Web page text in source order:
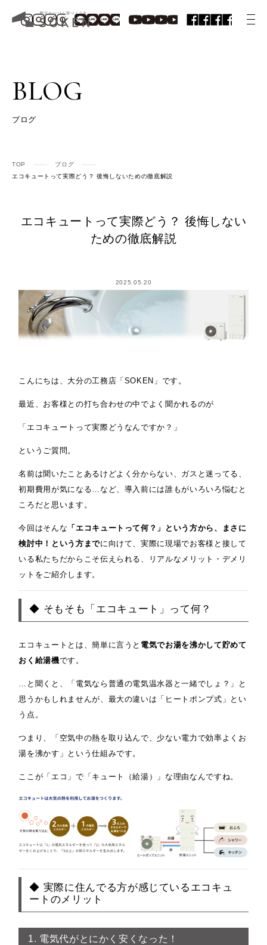
BLOG
ブログ
TOP
ブログ
エコキュートって実際どう？ 後悔しないための徹底解説
エコキュートって実際どう？ 後悔しない
ための徹底解説
2025.05.20
こんにちは、大分の工務店「SOKEN」です。
最近、お客様との打ち合わせの中でよく聞かれるのが
「エコキュートって実際どうなんですか？」
というご質問。
名前は聞いたことあるけどよく分からない、ガスと迷ってる、
初期費用が気になる…など、導入前には誰もがいろいろ悩むと
ころだと思います。
今回はそんな 「エコキュートって何？」という方から、まさに
検討中！という方までに向けて、実際に現場でお客様と接して
いる私たちだからこそ伝えられる、リアルなメリット・デメリ
ットをご紹介します。
◆ そもそも「エコキュート」って何？
エコキュートとは、簡単に言うと 電気でお湯を沸かして貯めて
おく給湯機です。
…と聞くと、「電気なら普通の電気温水器と一緒でしょ？」と
思うかもしれませんが、最大の違いは「ヒートポンプ式」とい
う点。
つまり、「空気中の熱を取り込んで、少ない電力で効率よくお
湯を沸かす」という仕組みです。
ここが「エコ」で「キュート（給湯）」な理由なんですね。
◆ 実際に住んでる方が感じているエコキュ
ートのメリット
1. 電気代がとにかく安くなった！